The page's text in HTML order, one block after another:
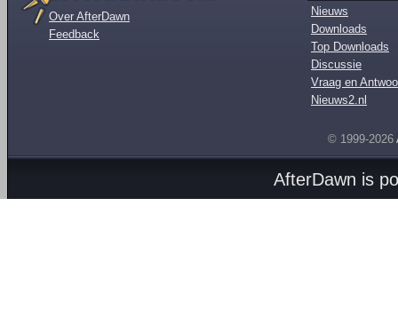
Over AfterDawn
Feedback
Nieuws
Downloads
Top Downloads
Discussie
Vraag en
Nieuws2.nl
© 1999-2026
AfterDawn is